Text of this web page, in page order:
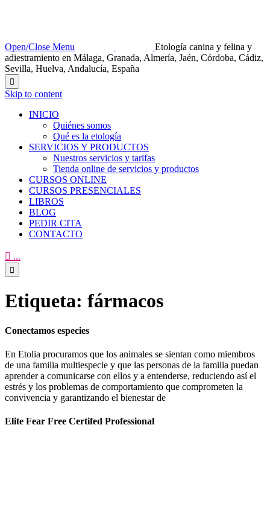
Open/Close Menu
Etología canina y felina y
adiestramiento en Málaga, Granada, Almería, Jaén, Córdoba, Cádiz,
Sevilla, Huelva, Andalucía, España

Skip to content
INICIO
Quiénes somos
Qué es la etología
SERVICIOS Y PRODUCTOS
Nuestros servicios y tarifas
Tienda online de servicios y productos
CURSOS ONLINE
CURSOS PRESENCIALES
LIBROS
BLOG
PEDIR CITA
CONTACTO
 ...

Etiqueta: fármacos
Conectamos especies
En Etolia procuramos que los animales se sientan como miembros
de una familia multiespecie y que las personas de la familia puedan
aprender a comunicarse con ellos y a entenderse, reduciendo así el
estrés y los problemas de comportamiento que comprometen la
convivencia y garantizando el bienestar de
Elite Fear Free Certifed Professional